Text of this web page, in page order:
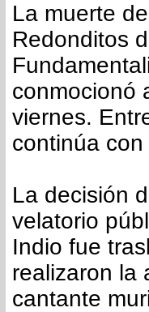
La muerte
Redonditos
conmocionó
viernes.
continúa
La decisión
velatorio
Indio fue
realizaron la
cantante